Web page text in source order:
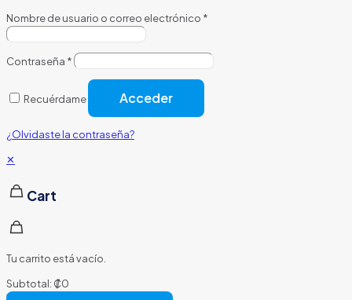
Nombre de usuario o correo electrónico *
Contraseña *
Recuérdame Acceder
¿Olvidaste la contraseña?
✕
Cart
Tu carrito está vacío.
Subtotal: ₡0